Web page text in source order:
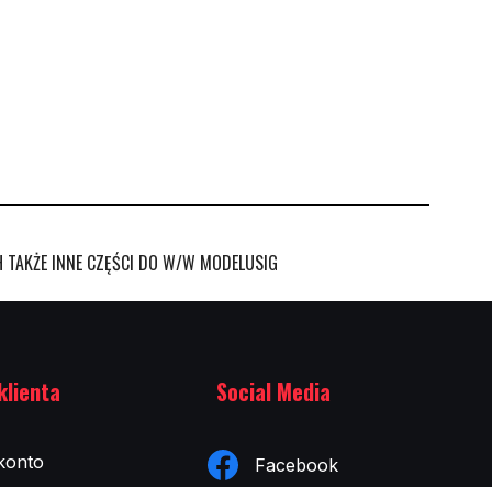
INNE CZĘŚCI DO W/W MODELUSIG
Social Media
Facebook